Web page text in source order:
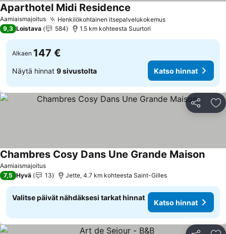
Aamiaismajoitus Henkilökohtainen itsepalvelukokemus
Aparthotel Midi Residence
9,3 Loistava 584 1.5 km kohteesta Suurtori
Alkaen 147 €
Näytä hinnat 9 sivustolta Katso hinnat
Jaa
Aamiaismajoitus
Chambres Cosy Dans Une Grande Maison
7,5 Hyvä 13 Jette, 4.7 km kohteesta Saint-Gilles
Valitse päivät nähdäksesi tarkat hinnat
Katso hinnat